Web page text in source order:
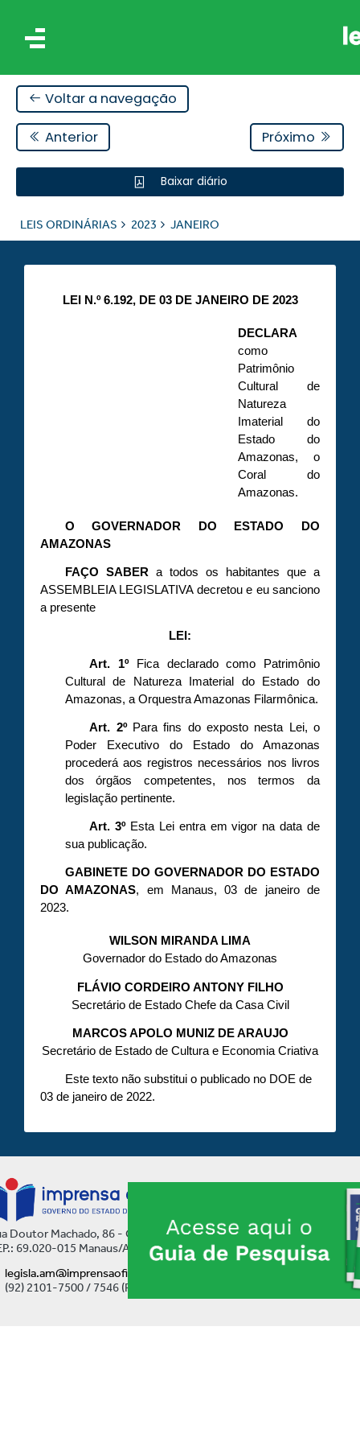
Voltar a navegação
Anterior Próximo
Baixar diário
LEIS ORDINÁRIAS 2023 JANEIRO
LEI N.º 6.192, DE 03 DE JANEIRO DE 2023
DECLARA
como
Patrimônio
Cultural de
Natureza
Imaterial do
Estado do
Amazonas, o
Coral do
Amazonas.
O GOVERNADOR DO ESTADO DO
AMAZONAS
FAÇO SABER a todos os habitantes que a
ASSEMBLEIA LEGISLATIVA decretou e eu sanciono
a presente
LEI:
Art. 1º
Fica declarado como Patrimônio
Cultural de Natureza Imaterial do Estado do
Amazonas, a Orquestra Amazonas Filarmônica.
Art. 2º Para fins do exposto nesta Lei, o
Poder Executivo do Estado do Amazonas
procederá aos registros necessários nos livros
dos órgãos competentes, nos termos da
legislação pertinente.
Art. 3º Esta Lei entra em vigor na data de
sua publicação.
GABINETE DO GOVERNADOR DO ESTADO
DO AMAZONAS, em Manaus, 03 de janeiro de
2023.
WILSON MIRANDA LIMA
Governador do Estado do Amazonas
FLÁVIO CORDEIRO ANTONY FILHO
Secretário de Estado Chefe da Casa Civil
MARCOS APOLO MUNIZ DE ARAUJO
Secretário de Estado de Cultura e Economia Criativa
Este texto não substitui o publicado no DOE de
03 de janeiro de 2022.
Doutor Machado, 86 - Centro
69.020-015 Manaus/AM
legisla.am@imprensaoficial.am.gov.br
(92) 2101-7500 / 7546 (Ramal)